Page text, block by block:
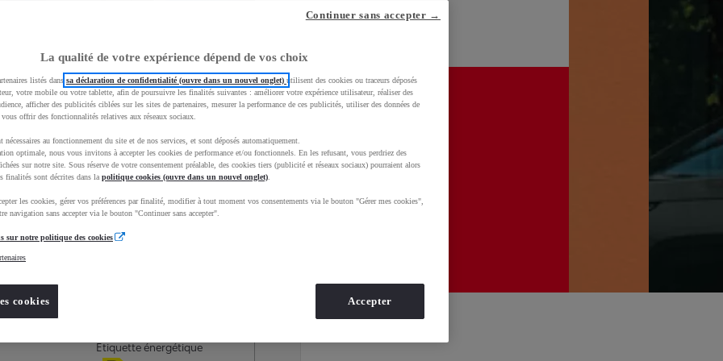
Services Concession
Occasions
Étiquette énergétique
La qualité de votre expérience dépend de vos choix
listés dans sa déclaration de confidentialité (ouvre dans un nouvel onglet) utilisent des cookies ou traceurs déposés
votre mobile ou votre tablette, afin de poursuivre les finalités suivantes : améliorer votre expérience utilisateur, réaliser des
afficher des publicités ciblées sur les sites de partenaires, mesurer la performance de ces publicités, utiliser des données de
offrir des fonctionnalités relatives aux réseaux sociaux.
nécessaires au fonctionnement du site et de nos services, et sont déposés automatiquement.
optimale, nous vous invitons à accepter les cookies de performance et/ou fonctionnels. En les refusant, vous perdriez des
sur notre site. Sous réserve de votre consentement préalable, des cookies tiers (publicité et réseaux sociaux) pourraient alors
finalités sont décrites dans la politique cookies (ouvre dans un nouvel onglet)
les cookies, gérer vos préférences par finalité, modifier à tout moment vos consentements via le bouton "Gérer mes cookies",
navigation sans accepter via le bouton "Continuer sans accepter".
sur notre politique des cookies
cookies
Continuer sans accepter →
Accepter